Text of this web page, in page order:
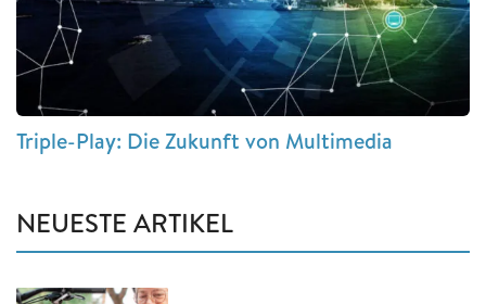
Triple-Play: Die Zukunft von Multimedia
NEUESTE ARTIKEL